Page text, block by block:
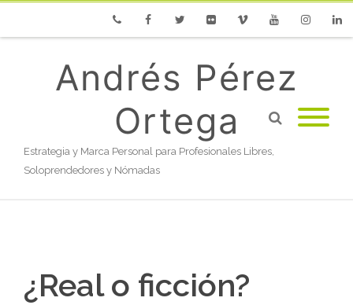
Andrés Pérez
Ortega
Estrategia y Marca Personal para Profesionales Libres,
Soloprendedores y Nómadas
¿Real o ficción?